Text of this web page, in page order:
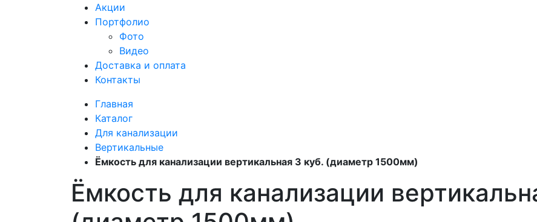
Акции
Портфолио
Фото
Видео
Доставка и оплата
Контакты
Главная
Каталог
Для канализации
Вертикальные
Ёмкость для канализации вертикальная 3 куб. (диаметр 1500мм)
Ёмкость для канализации